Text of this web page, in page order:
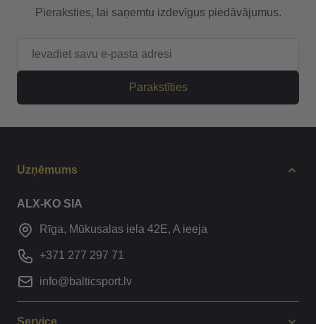
Pieraksties, lai saņemtu izdevīgus piedāvājumus.
Parakstīties
Uzņēmums
ALX-KO SIA
Rīga, Mūkusalas iela 42E, A ieeja
+371 277 297 71
info@balticsport.lv